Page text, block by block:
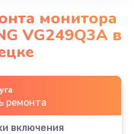
монитора
VG249Q3A в
ремонта
включения